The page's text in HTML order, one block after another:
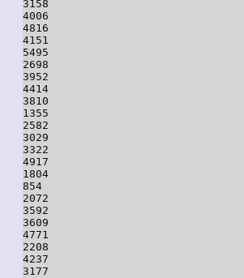
3158
4006
4816
4151
5495
2698
3952
4414
3810
1355
2582
3029
3322
4917
1804
854
2072
3592
3609
4771
2208
4237
3177